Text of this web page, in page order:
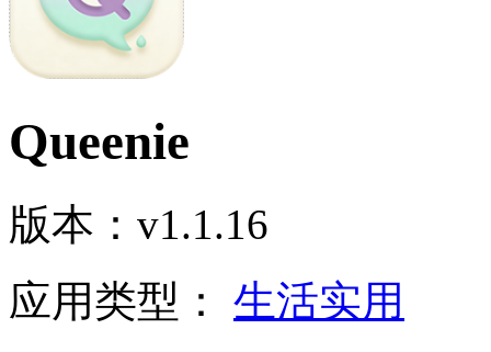
Queenie
版本：v1.1.16
应用类型： 生活实用